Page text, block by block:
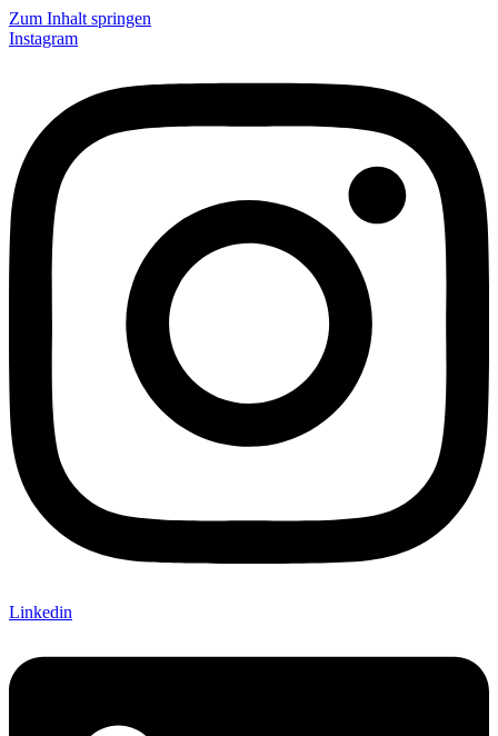
Zum Inhalt springen
Instagram
Linkedin